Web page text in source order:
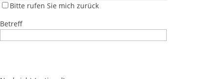
Bitte rufen Sie mich zurück
Betreff